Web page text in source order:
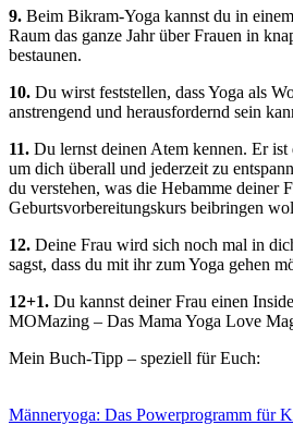
9. Beim Bikram-Yoga kannst du in
Raum das ganze Jahr über Frauen in
bestaunen.
10. Du wirst feststellen, dass Yoga als
anstrengend und herausfordernd sein
11. Du lernst deinen Atem kennen. Er ist
um dich überall und jederzeit zu
du verstehen, was die Hebamme deiner
Geburtsvorbereitungskurs beibringen
12. Deine Frau wird sich noch mal in
sagst, dass du mit ihr zum Yoga gehen
12+1. Du kannst deiner Frau einen
MOMazing – Das Mama Yoga Love
Mein Buch-Tipp – speziell für Euch:
Männeryoga: Das Powerprogramm für